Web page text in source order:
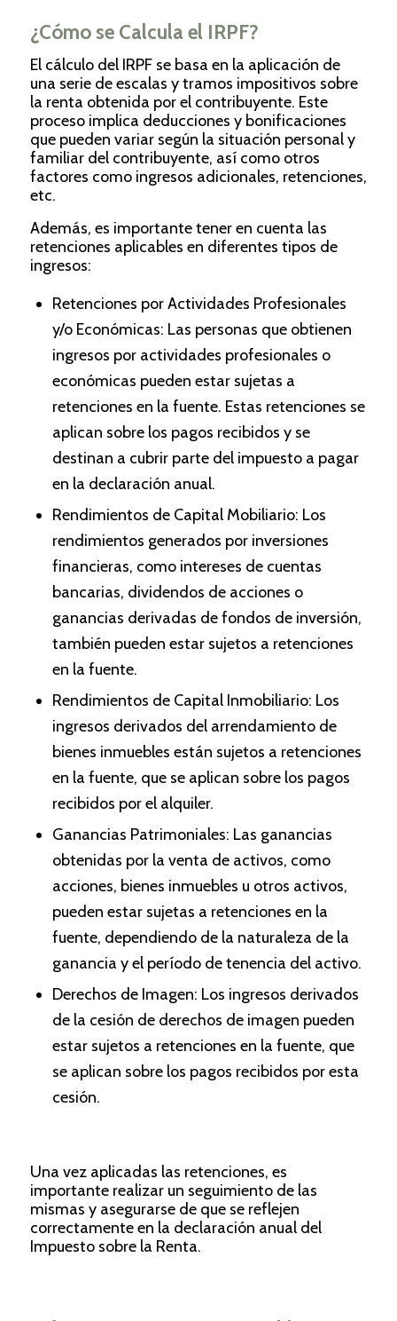
¿Cómo se Calcula el IRPF?
El cálculo del IRPF se basa en la aplicación de
una serie de escalas y tramos impositivos sobre
la renta obtenida por el contribuyente. Este
proceso implica deducciones y bonificaciones
que pueden variar según la situación personal y
familiar del contribuyente, así como otros
factores como ingresos adicionales, retenciones,
etc.
Además, es importante tener en cuenta las
retenciones aplicables en diferentes tipos de
ingresos:
Retenciones por Actividades Profesionales
y/o Económicas: Las personas que obtienen
ingresos por actividades profesionales o
económicas pueden estar sujetas a
retenciones en la fuente. Estas retenciones se
aplican sobre los pagos recibidos y se
destinan a cubrir parte del impuesto a pagar
en la declaración anual.
Rendimientos de Capital Mobiliario: Los
rendimientos generados por inversiones
financieras, como intereses de cuentas
bancarias, dividendos de acciones o
ganancias derivadas de fondos de inversión,
también pueden estar sujetos a retenciones
en la fuente.
Rendimientos de Capital Inmobiliario: Los
ingresos derivados del arrendamiento de
bienes inmuebles están sujetos a retenciones
en la fuente, que se aplican sobre los pagos
recibidos por el alquiler.
Ganancias Patrimoniales: Las ganancias
obtenidas por la venta de activos, como
acciones, bienes inmuebles u otros activos,
pueden estar sujetas a retenciones en la
fuente, dependiendo de la naturaleza de la
ganancia y el período de tenencia del activo.
Derechos de Imagen: Los ingresos derivados
de la cesión de derechos de imagen pueden
estar sujetos a retenciones en la fuente, que
se aplican sobre los pagos recibidos por esta
cesión.
Una vez aplicadas las retenciones, es
importante realizar un seguimiento de las
mismas y asegurarse de que se reflejen
correctamente en la declaración anual del
Impuesto sobre la Renta.